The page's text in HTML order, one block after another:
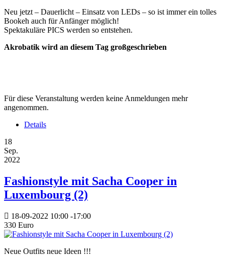
Neu jetzt – Dauerlicht – Einsatz von LEDs – so ist immer ein tolles
Bookeh auch für Anfänger möglich!
Spektakuläre PICS werden so entstehen.
Akrobatik wird an diesem Tag großgeschrieben
Für diese Veranstaltung werden keine Anmeldungen mehr
angenommen.
Details
18
Sep.
2022
Fashionstyle mit Sacha Cooper in
Luxembourg (2)
18-09-2022 10:00 -17:00
330 Euro
Neue Outfits neue Ideen !!!